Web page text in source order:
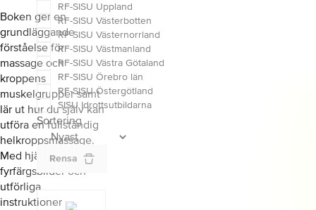
Boken ger en
grundläggande
förståelse för
massage och
kroppens
muskelgrupper samt
lär ut hur du själv kan
utföra en fullständig
helkroppsmassage.
Med hjälp av tydliga
fyrfärgsbilder och
utförliga
instruktioner
RF-SISU Uppland
RF-SISU Västerbotten
RF-SISU Västernorrland
RF-SISU Västmanland
RF-SISU Västra Götaland
RF-SISU Örebro län
RF-SISU Östergötland
SISU Idrottsutbildarna
Sortering
Rensa